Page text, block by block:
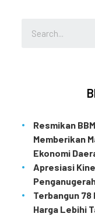
Resmikan
Memberikan
Ekonomi
Apresiasi
Terbangun 78
Harga Lebihi